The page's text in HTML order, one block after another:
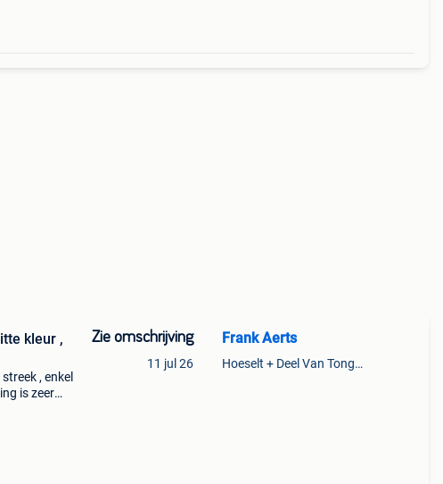
, enkel
is zeer
Zie omschrijving
11 jul 26
Frank Aerts
Hoeselt + Deel Van Tongeren